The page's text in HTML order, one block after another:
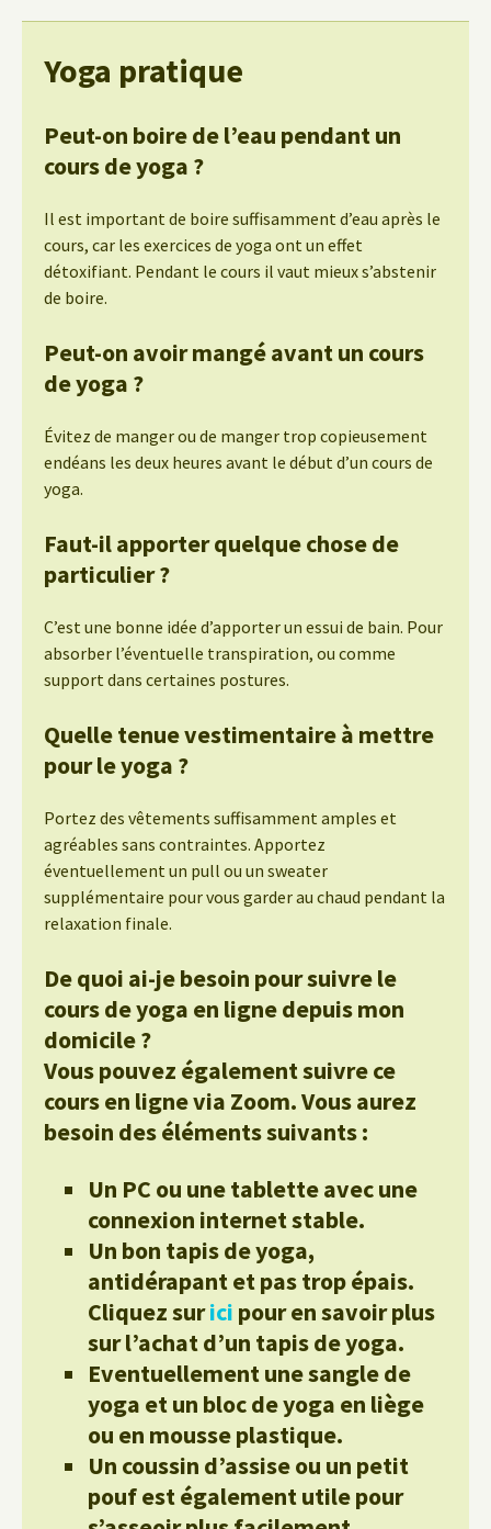
Yoga pratique
Peut-on boire de l’eau pendant un
cours de yoga ?
Il est important de boire suffisamment d’eau après le
cours, car les exercices de yoga ont un effet
détoxifiant. Pendant le cours il vaut mieux s’abstenir
de boire.
Peut-on avoir mangé avant un cours
de yoga ?
Évitez de manger ou de manger trop copieusement
endéans les deux heures avant le début d’un cours de
yoga.
Faut-il apporter quelque chose de
particulier ?
C’est une bonne idée d’apporter un essui de bain. Pour
absorber l’éventuelle transpiration, ou comme
support dans certaines postures.
Quelle tenue vestimentaire à mettre
pour le yoga ?
Portez des vêtements suffisamment amples et
agréables sans contraintes. Apportez
éventuellement un pull ou un sweater
supplémentaire pour vous garder au chaud pendant la
relaxation finale.
De quoi ai-je besoin pour suivre le
cours de yoga en ligne depuis mon
domicile ?
Vous pouvez également suivre ce
cours en ligne via Zoom. Vous aurez
besoin des éléments suivants :
Un PC ou une tablette avec une
connexion internet stable.
Un bon tapis de yoga,
antidérapant et pas trop épais.
Cliquez surici pour en savoir plus
sur l’achat d’un tapis de yoga.
Eventuellement une sangle de
yoga et un bloc de yoga en liège
ou en mousse plastique.
Un coussin d’assise ou un petit
pouf est également utile pour